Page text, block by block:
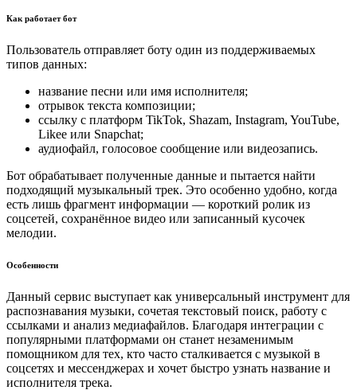
Как работает бот
Пользователь отправляет боту один из поддерживаемых
типов данных:
название песни или имя исполнителя;
отрывок текста композиции;
ссылку с платформ TikTok, Shazam, Instagram, YouTube,
Likee или Snapchat;
аудиофайл, голосовое сообщение или видеозапись.
Бот обрабатывает полученные данные и пытается найти
подходящий музыкальный трек. Это особенно удобно, когда
есть лишь фрагмент информации — короткий ролик из
соцсетей, сохранённое видео или записанный кусочек
мелодии.
Особенности
Данный сервис выступает как универсальный инструмент для
распознавания музыки, сочетая текстовый поиск, работу с
ссылками и анализ медиафайлов. Благодаря интеграции с
популярными платформами он станет незаменимым
помощником для тех, кто часто сталкивается с музыкой в
соцсетях и мессенджерах и хочет быстро узнать название и
исполнителя трека.